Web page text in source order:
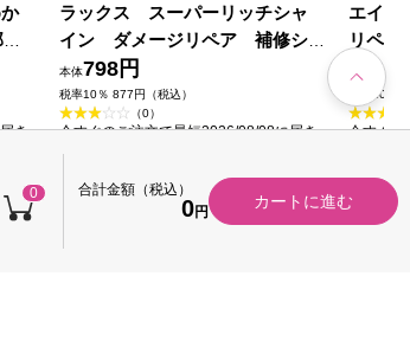
0 合計金額（税込）
0円
カートに進む
き
ラックス スーパーリッチシャ
イン ダメージリペア 補修シ
ャンプー つめかえ用 ８４０ｇ
ユニリーバ・ジャパン
本体798円
税率10％ 877円（税込）
（0）
今すぐのご注文で最短2026/08/08に届き
ます
エイト
リペ
ンプ
ード
本体
税率10％
今すぐの